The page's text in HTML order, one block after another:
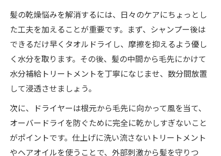
髪の乾燥悩みを解消するには、日々のケアにちょっとし
た工夫を加えることが重要です。まず、シャンプー後は
できるだけ早くタオルドライし、摩擦を抑えるよう優し
く水分を取ります。その後、髪の中間から毛先にかけて
水分補給トリートメントを丁寧になじませ、数分間放置
して浸透させましょう。
次に、ドライヤーは根元から毛先に向かって風を当て、
オーバードライを防ぐために完全に乾かしすぎないこと
がポイントです。仕上げに洗い流さないトリートメント
やヘアオイルを使うことで、外部刺激から髪を守りつ